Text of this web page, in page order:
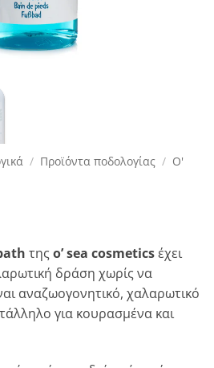
/ Προϊόντα ποδολογίας / O'
της o’ sea cosmeticsέχει
δράση χωρίς να
αναζωογονητικό, χαλαρωτικό
για κουρασμένα και